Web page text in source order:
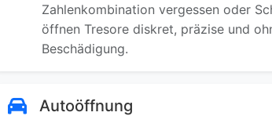
Zahlenkombination vergessen oder
öffnen Tresore diskret, präzise und
Beschädigung.
Autoöffnung